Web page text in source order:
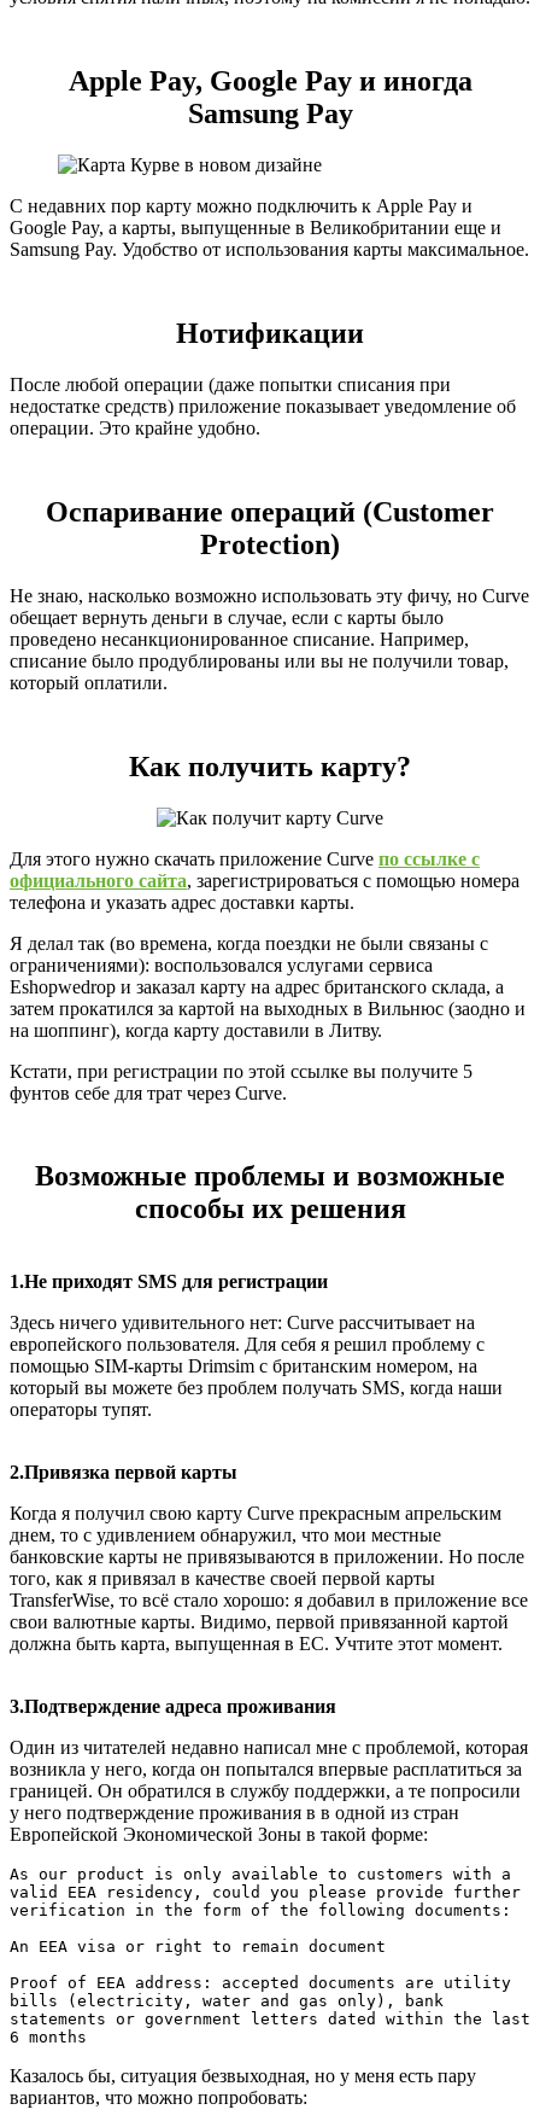
Apple Pay, Google Pay и иногда
Samsung Pay
С недавних пор карту можно подключить к Apple Pay и
Google Pay, а карты, выпущенные в Великобритании еще и
Samsung Pay. Удобство от использования карты максимальное.
Нотификации
После любой операции (даже попытки списания при
недостатке средств) приложение показывает уведомление об
операции. Это крайне удобно.
Оспаривание операций (Customer
Protection)
Не знаю, насколько возможно использовать эту фичу, но Curve
обещает вернуть деньги в случае, если с карты было
проведено несанкционированное списание. Например,
списание было продублированы или вы не получили товар,
который оплатили.
Как получить карту?
Для этого нужно скачать приложение Curve по ссылке с
официального сайта, зарегистрироваться с помощью номера
телефона и указать адрес доставки карты.
Я делал так (во времена, когда поездки не были связаны с
ограничениями): воспользовался услугами сервиса
Eshopwedrop и заказал карту на адрес британского склада, а
затем прокатился за картой на выходных в Вильнюс (заодно и
на шоппинг), когда карту доставили в Литву.
Кстати, при регистрации по этой ссылке вы получите 5
фунтов себе для трат через Curve.
Возможные проблемы и возможные
способы их решения
1.Не приходят SMS для регистрации
Здесь ничего удивительного нет: Curve рассчитывает на
европейского пользователя. Для себя я решил проблему с
помощью SIM-карты Drimsim c британским номером, на
который вы можете без проблем получать SMS, когда наши
операторы тупят.
2.Привязка первой карты
Когда я получил свою карту Curve прекрасным апрельским
днем, то с удивлением обнаружил, что мои местные
банковские карты не привязываются в приложении. Но после
того, как я привязал в качестве своей первой карты
TransferWise, то всё стало хорошо: я добавил в приложение все
свои валютные карты. Видимо, первой привязанной картой
должна быть карта, выпущенная в ЕС. Учтите этот момент.
3.Подтверждение адреса проживания
Один из читателей недавно написал мне с проблемой, которая
возникла у него, когда он попытался впервые расплатиться за
границей. Он обратился в службу поддержки, а те попросили
у него подтверждение проживания в в одной из стран
Европейской Экономической Зоны в такой форме:
As our product is only available to customers with a
valid EEA residency, could you please provide further
verification in the form of the following documents:
An EEA visa or right to remain document
Proof of EEA address: accepted documents are utility
bills (electricity, water and gas only), bank
statements or government letters dated within the last
6 months
Казалось бы, ситуация безвыходная, но у меня есть пару
вариантов, что можно попробовать: